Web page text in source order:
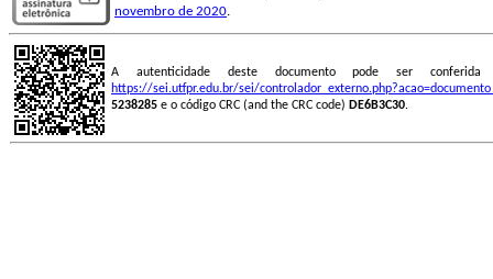
novembro de 2020.
A autenticidade deste documento pode ser
https://sei.utfpr.edu.br/sei/
5238285 e o código CRC (and the CRC code) DE6B3C30.